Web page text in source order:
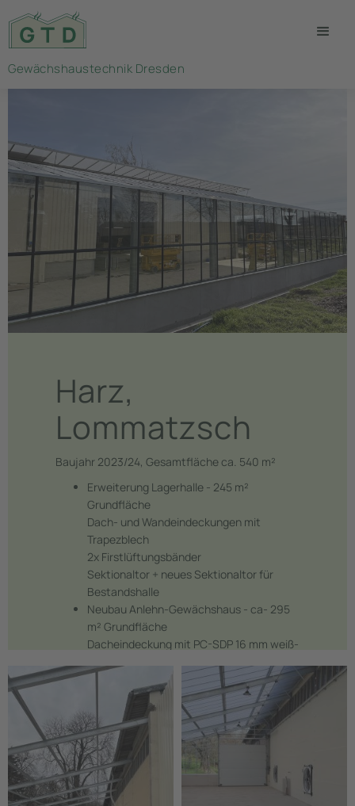
Gewächshaustechnik Dresden
Harz,
Lommatzsch
Baujahr 2023/24, Gesamtfläche ca. 540 m²
Erweiterung Lagerhalle - 245 m²
Grundfläche
Dach- und Wandeindeckungen mit
Trapezblech
2x Firstlüftungsbänder
Sektionaltor + neues Sektionaltor für
Bestandshalle
Neubau Anlehn-Gewächshaus - ca- 295
m² Grundfläche
Dacheindeckung mit PC-SDP 16 mm weiß-
Giebel mit Isolierglas 16 mm
Dachlüftung
2x Sektionaltor, 2x Fluchttür
techn. Ausrüstung, Fundamente etc. jeweils
bauseits